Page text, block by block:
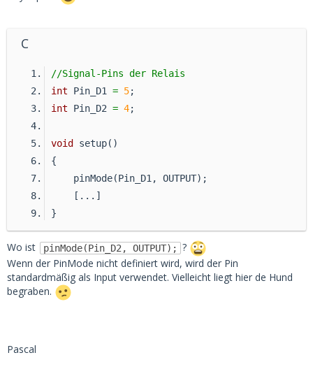
C
//Signal-Pins der Relais
int Pin_D1 = 5;
int Pin_D2 = 4;
void setup()
{
pinMode(Pin_D1, OUTPUT);
[...]
}
Wo ist pinMode(Pin_D2, OUTPUT); ?
Wenn der PinMode nicht definiert wird, wird der Pin
standardmäßig als Input verwendet. Vielleicht liegt hier de Hund
begraben.
Pascal